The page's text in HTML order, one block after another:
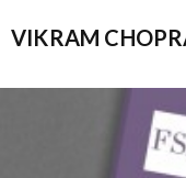
VIKRAM